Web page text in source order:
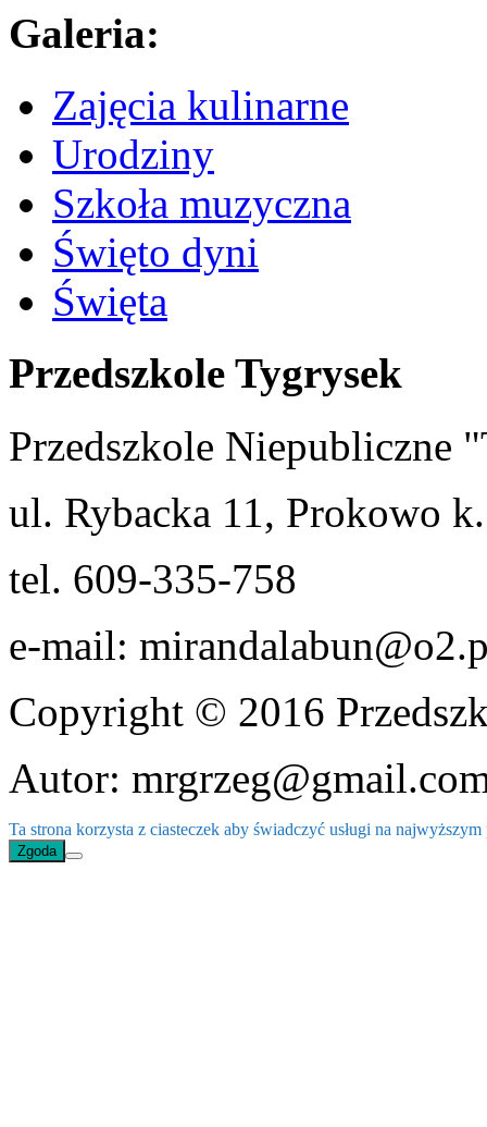
Galeria:
Zajęcia kulinarne
Urodziny
Szkoła muzyczna
Święto dyni
Święta
Przedszkole Tygrysek
Przedszkole Niepubliczne
ul. Rybacka 11, Prokowo
tel. 609-335-758
e-mail:
Copyright © 2016
Autor:
Ta strona korzysta z ciasteczek aby świadczyć usługi na
Zgoda